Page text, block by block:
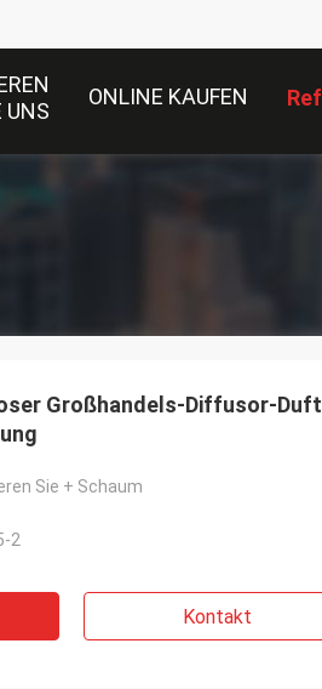
UNS
ONLINE KAUFEN
Großhandels-Diffusor-
Sie + Schaum
2
Kontakt